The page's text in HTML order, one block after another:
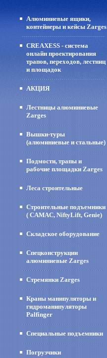
Алюминиевые ящики,
контейнеры и кейсы Zarges
CREAXESS - система
онлайн проектирования
трапов, переходов, лестниц
и площадок
АКЦИЯ
Лестницы алюминиевые
Zarges
Вышки-туры
(алюминиевые и стальные)
Подмости, трапы и
рабочие площадки Zarges
Леса строительные
Строительные подъемники
( CAMAC, NiftyLift, Genie)
Складское оборудование
Спецконструкции
алюминиевые Zarges
Стремянки Zarges
Краны манипуляторы и
гидроманипуляторы
Palfinger
Специальные подъемники
Погрузчики